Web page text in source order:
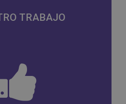
TRABAJO